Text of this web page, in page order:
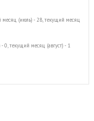
(июль) - 28, текущий месяц
0, текущий месяц (август) - 1